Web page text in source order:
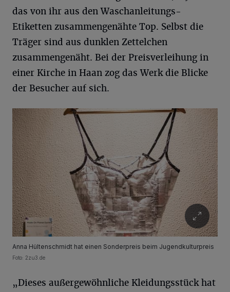
das von ihr aus den Waschanleitungs-
Etiketten zusammengenähte Top. Selbst die
Träger sind aus dunklen Zettelchen
zusammengenäht. Bei der Preisverleihung in
einer Kirche in Haan zog das Werk die Blicke
der Besucher auf sich.
Anna Hültenschmidt hat einen Sonderpreis beim Jugendkulturpreis
Foto: 2zu3.de
„Dieses außergewöhnliche Kleidungsstück hat